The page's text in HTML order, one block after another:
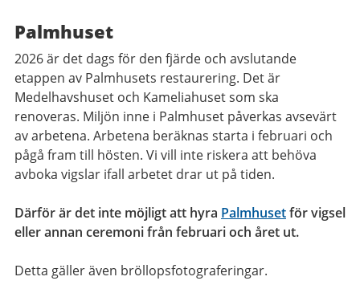
Palmhuset
2026 är det dags för den fjärde och avslutande
etappen av Palmhusets restaurering. Det är
Medelhavshuset och Kameliahuset som ska
renoveras. Miljön inne i Palmhuset påverkas avsevärt
av arbetena. Arbetena beräknas starta i februari och
pågå fram till hösten. Vi vill inte riskera att behöva
avboka vigslar ifall arbetet drar ut på tiden.
Därför är det inte möjligt att hyra Palmhusetför vigsel
eller annan ceremoni från februari och året ut.
Detta gäller även bröllopsfotograferingar.